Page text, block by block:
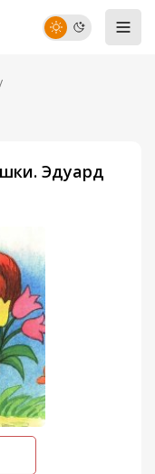
Эдуард